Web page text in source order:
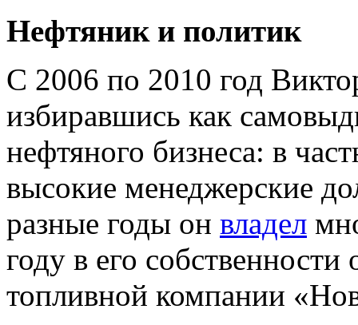
Нефтяник и политик
С 2006 по 2010 год
избиравшись как
нефтяного бизнеса: в
высокие менеджерские
разные годы он владел
году в его собственности
топливной компании